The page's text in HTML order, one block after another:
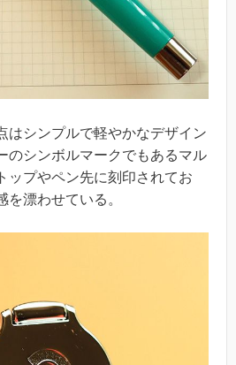
はシンプルで軽やかなデザイン
のシンボルマークでもあるマル
ップやペン先に刻印されてお
を漂わせている。